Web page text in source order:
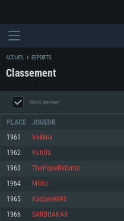
ACCUEIL ESPORTS
Classement
Mois dernier
PLACE JOUEUR
1961 Vakkna
1962 KubUa
1963 ThePopeReturns
1964 MIIKc
1965 Kacperek#6
1966 SARDUAKAR